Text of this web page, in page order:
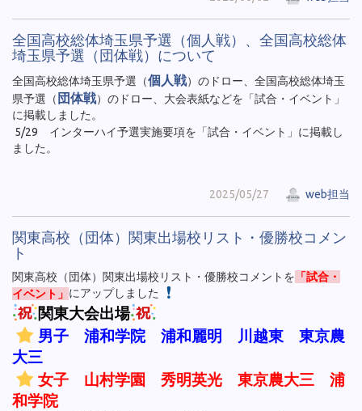
全国高校総体埼玉県予選（個人戦）、全国高校総体
埼玉県予選（団体戦）について
全国高校総体埼玉県予選（個人戦）のドロー、全国高校総体埼玉
県予選（ 団体戦）のドロー、大会表紙などを「試合・イベント」
に掲載しました。
5/29 インターハイ予選実施要項を「試合・イベント」に掲載し
ました。
2025/05/27 web担当
関東高校（団体）関東出場校リスト・優勝校コメン
ト
関東高校（団体）関東出場校リスト・優勝校コメントを 「試合・
イベント」 にアップしました
関東大会出場
男子 浦和学院 浦和麗明 川越東 東京農
大三
女子 山村学園 秀明英光 東京農大三 浦
和学院